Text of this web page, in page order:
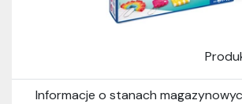
Informacje o stanach